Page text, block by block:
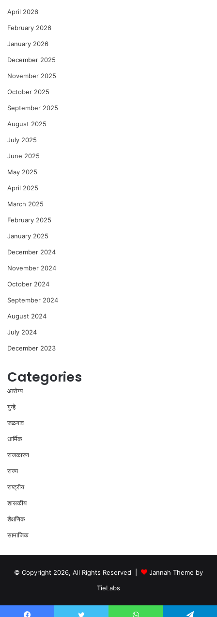
April 2026
February 2026
January 2026
December 2025
November 2025
October 2025
September 2025
August 2025
July 2025
June 2025
May 2025
April 2025
March 2025
February 2025
January 2025
December 2024
November 2024
October 2024
September 2024
August 2024
July 2024
December 2023
Categories
आरोग्य
गुन्हे
जळगाव
धार्मिक
राजकारण
राज्य
राष्ट्रीय
शासकीय
शैक्षणिक
सामाजिक
© Copyright 2026, All Rights Reserved |
Jannah Theme by
TieLabs